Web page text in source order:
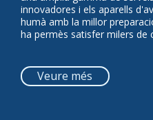
innovadores i els aparells
humà amb la millor
ha permès satisfer milers de
Veure més